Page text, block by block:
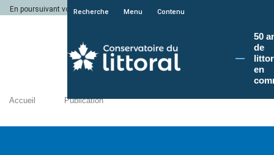
En poursuivant votre navigation sur le site du Conservatoire du littoral, vous
Recherche Menu Contenu
50
de
en
Accueil Publication